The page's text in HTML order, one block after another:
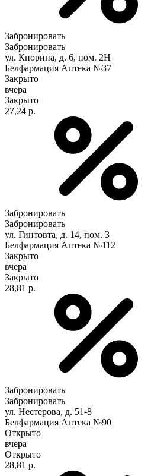
Забронировать
Забронировать
ул. Кнорина, д. 6, пом. 2Н
Белфармация Аптека №37
Закрыто
вчера
Закрыто
27,24 р.
Забронировать
Забронировать
ул. Гинтовта, д. 14, пом. 3
Белфармация Аптека №112
Закрыто
вчера
Закрыто
28,81 р.
Забронировать
Забронировать
ул. Нестерова, д. 51-8
Белфармация Аптека №90
Открыто
вчера
Открыто
28,81 р.